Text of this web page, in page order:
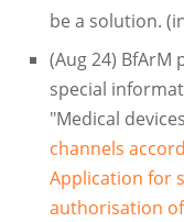
be a solution.
(Aug 24)
special
"Medical
channels
Application for
authorisation